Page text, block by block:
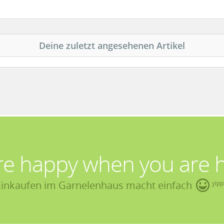
Deine zuletzt angesehenen Artikel
happy when you are
im Garnelenhaus macht einfach